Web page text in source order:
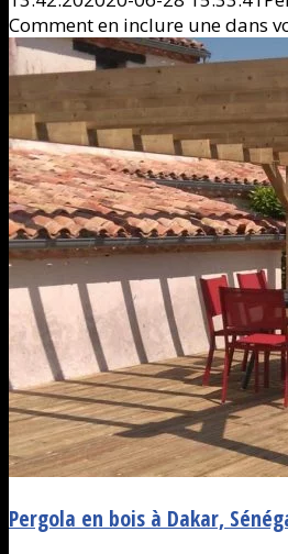
Comment en inclure une dans
Pergola en bois à Dakar,